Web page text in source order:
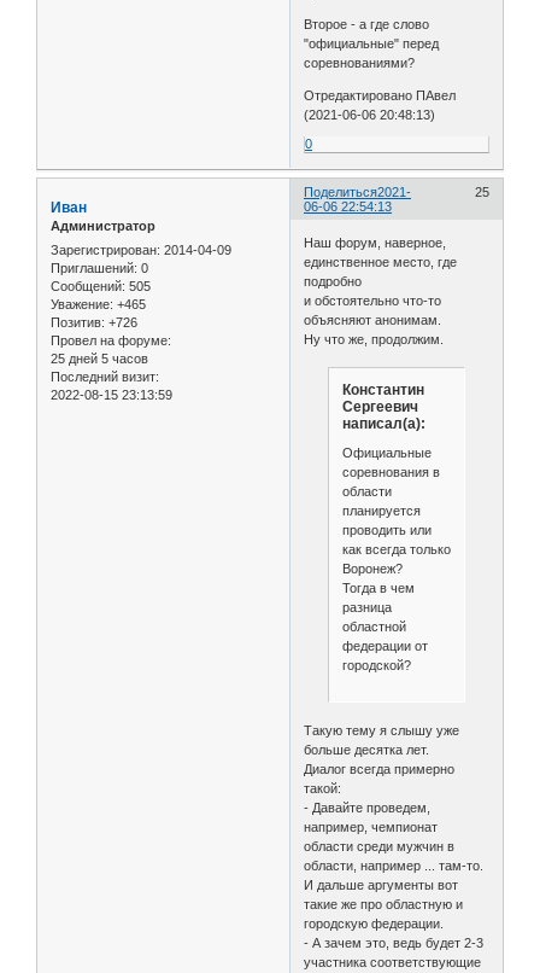
Второе - а где слово
"официальные" перед
соревнованиями?
Отредактировано ПАвел
(2021-06-06 20:48:13)
0
Поделиться 25
2021-
06-06 22:54:13
Иван
Администратор
Зарегистрирован: 2014-04-09
Приглашений: 0
Сообщений: 505
Уважение: +465
Позитив: +726
Провел на форуме:
25 дней 5 часов
Последний визит:
2022-08-15 23:13:59
Наш форум, наверное,
единственное место, где
подробно
и обстоятельно что-то
объясняют анонимам.
Ну что же, продолжим.
Константин
Сергеевич
написал(а):
Официальные
соревнования в
области
планируется
проводить или
как всегда только
Воронеж?
Тогда в чем
разница
областной
федерации от
городской?
Такую тему я слышу уже
больше десятка лет.
Диалог всегда примерно
такой:
- Давайте проведем,
например, чемпионат
области среди мужчин в
области, например ... там-то.
И дальше аргументы вот
такие же про областную и
городскую федерации.
- А зачем это, ведь будет 2-3
участника соответствующие